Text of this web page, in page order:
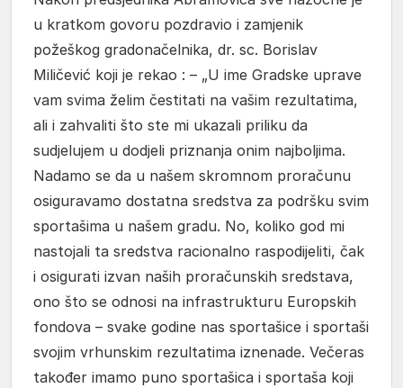
u kratkom govoru pozdravio i zamjenik
požeškog gradonačelnika, dr. sc. Borislav
Miličević koji je rekao : – „U ime Gradske uprave
vam svima želim čestitati na vašim rezultatima,
ali i zahvaliti što ste mi ukazali priliku da
sudjelujem u dodjeli priznanja onim najboljima.
Nadamo se da u našem skromnom proračunu
osiguravamo dostatna sredstva za podršku svim
sportašima u našem gradu. No, koliko god mi
nastojali ta sredstva racionalno raspodijeliti, čak
i osigurati izvan naših proračunskih sredstava,
ono što se odnosi na infrastrukturu Europskih
fondova – svake godine nas sportašice i sportaši
svojim vrhunskim rezultatima iznenade. Večeras
također imamo puno sportašica i sportaša koji